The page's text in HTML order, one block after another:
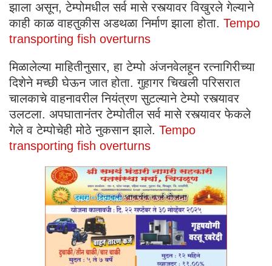
झाला असून, टेम्पोमधील सर्व मासे रस्त्यावर विखुरले गेल्याने
काही काळ वाहतुकीस अडथळा निर्माण झाला होता. Tempo
transporting fish overturns
मिळालेल्या माहितीनुसार, हा टेम्पो अंजनवेलहून रत्नागिरीच्या
दिशेने मच्छी घेऊन जात होता. गुहागर चिखली परिसरात
चालकाचे वाहनावरील नियंत्रण सुटल्याने टेम्पो रस्त्यावर
उलटला. अपघातानंतर टेम्पोतील सर्व मासे रस्त्यावर फेकले
गेले व टेम्पोचेही मोठे नुकसान झाले. Tempo
transporting fish overturns